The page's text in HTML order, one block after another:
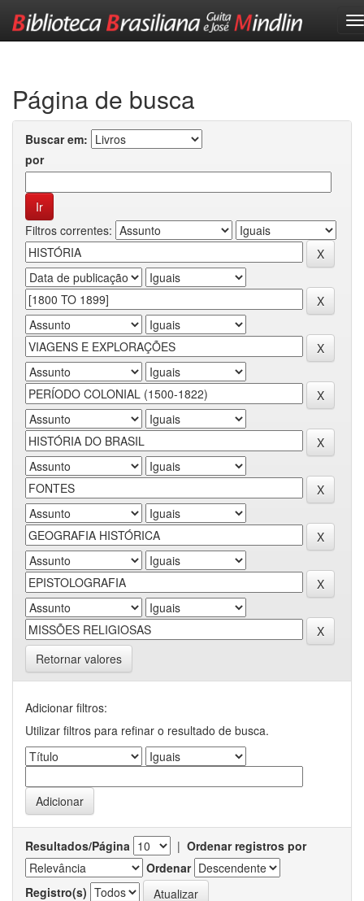
Página de busca
Buscar em:
por
Filtros correntes:
Retornar valores
Adicionar filtros:
Utilizar filtros para refinar o resultado de busca.
Resultados/Página | Ordenar registros por
Ordenar
Registro(s)